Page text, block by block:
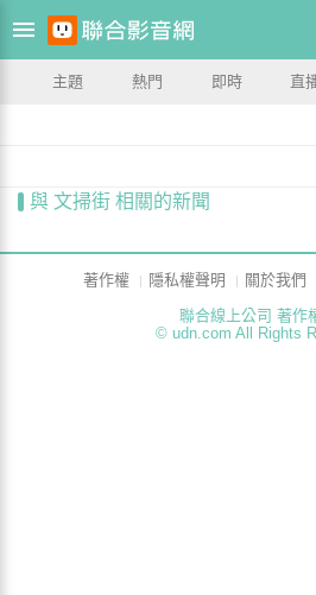
主題 熱門 即時 直
與 文掃街 相關的新聞
著作權 隱私權聲明 關於我們
聯合線上公司 著作
© udn.com All Rights